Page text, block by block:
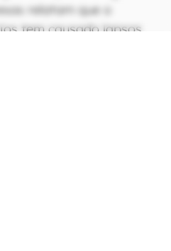
relatam que o
tem causado lapsos